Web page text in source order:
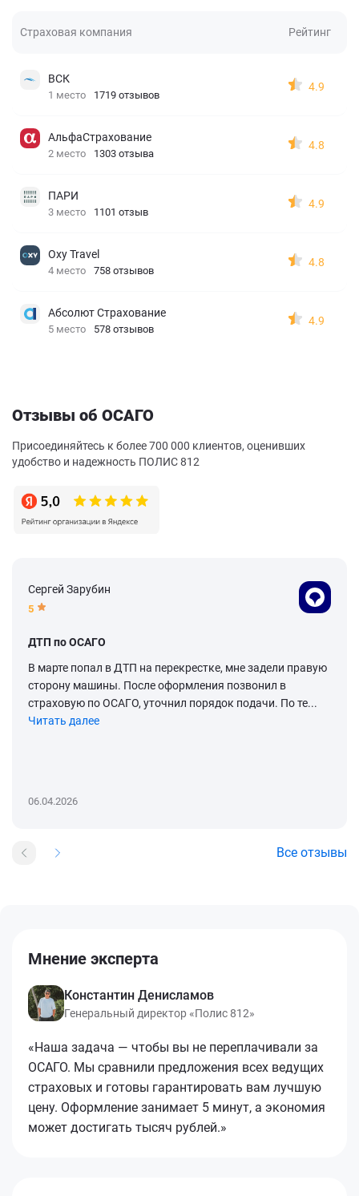
Страховая компания Рейтинг
ВСК
1 место 1719 отзывов
4.9
АльфаСтрахование
2 место 1303 отзыва
4.8
ПАРИ
3 место 1101 отзыв
4.9
Oxy Travel
4 место 758 отзывов
4.8
Абсолют Страхование
5 место 578 отзывов
4.9
Отзывы об ОСАГО
Присоединяйтесь к более 700 000 клиентов, оценивших
удобство и надежность ПОЛИС 812
Сергей Зарубин
5
ДТП по ОСАГО
В марте попал в ДТП на перекрестке, мне задели правую
сторону машины. После оформления позвонил в
страховую по ОСАГО, уточнил порядок подачи. По те...
Читать далее
06.04.2026
Все отзывы
Мнение эксперта
Константин Денисламов
Генеральный директор «Полис 812»
«Наша задача — чтобы вы не переплачивали за
ОСАГО. Мы сравнили предложения всех ведущих
страховых и готовы гарантировать вам лучшую
цену. Оформление занимает 5 минут, а экономия
может достигать тысяч рублей.»